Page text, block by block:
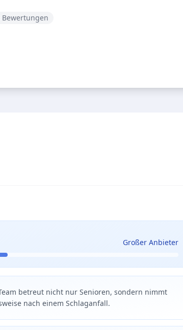
Bewertungen
Großer Anbieter
betreut nicht nur Senioren, sondern nimmt
nach einem Schlaganfall.